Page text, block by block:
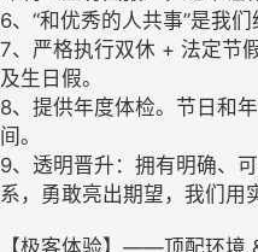
6、“和优秀的人共事”是我们
7、严格执行双休 + 法定节
及生日假。
8、提供年度体检。节日和
间。
9、透明晋升：拥有明确、
系，勇敢亮出期望，我们用